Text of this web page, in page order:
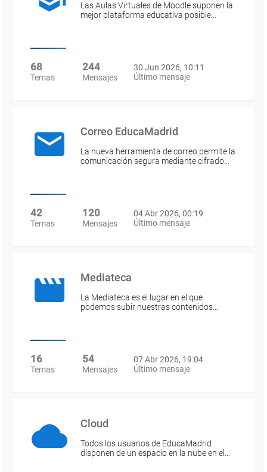
Las Aulas Virtuales de Moodle suponen la
mejor plataforma educativa posible…
68
Temas
244
Mensajes
30 Jun 2026, 10:11
Último mensaje
Correo EducaMadrid
La nueva herramienta de correo permite la
comunicación segura mediante cifrado…
42
Temas
120
Mensajes
04 Abr 2026, 00:19
Último mensaje
Mediateca
La Mediateca es el lugar en el que
podemos subir nuestras contenidos…
16
Temas
54
Mensajes
07 Abr 2026, 19:04
Último mensaje
Cloud
Todos los usuarios de EducaMadrid
disponen de un espacio en la nube en el…